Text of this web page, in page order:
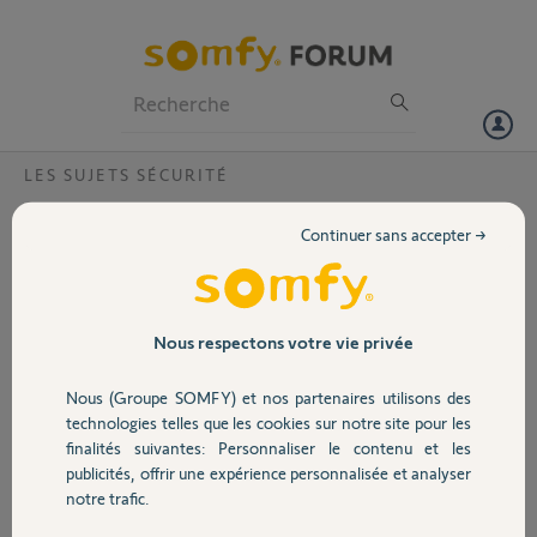
Volet
Sécurité
Domotique
LES SUJETS SÉCURITÉ
Pourquoi mes 3 cameras se déconnectent
Mes 3 caméras se déconnectent en permanence depuis mi avril. J’ai
cru que c’était ma box et je l’ai remplacée. Rien n’y fait. J’ai fait tous
Même en relançant les caméras, au bout de quelques heures , elles se
déconnectent . Mon wifi est stable et fonctionne bien
Merci,
Nous respectons votre vie privée
Nous (Groupe SOMFY) et nos partenaires utilisons des
technologies telles que les cookies sur notre site pour les
finalités suivantes: Personnaliser le contenu et les
publicités, offrir une expérience personnalisée et analyser
notre trafic.
Continuer sans accepter →